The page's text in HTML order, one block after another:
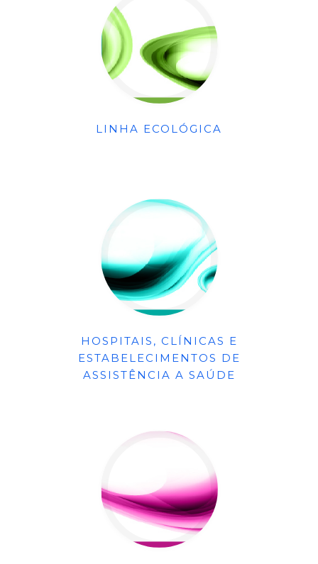
LINHA ECOLÓGICA
HOSPITAIS, CLÍNICAS E
ESTABELECIMENTOS DE
ASSISTÊNCIA A SAÚDE